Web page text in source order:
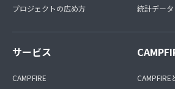
プロジェクトの広め方
統計データ
サービス
CAMPFIRE
CAMPFIRE